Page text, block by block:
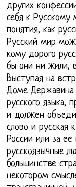
других
себя к Русскому
понятия, как
Русский мир
кому дорого
бы они ни жили,
Выступая на
Доме Державина
русского
и должен
слово и русская
России или за ее
русскоязычные
большинстве
некотором